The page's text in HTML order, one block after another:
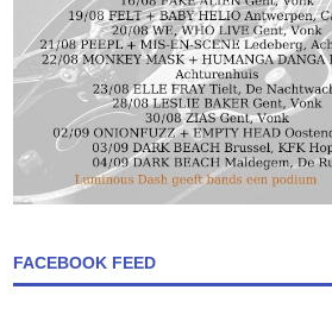
FACEBOOK FEED